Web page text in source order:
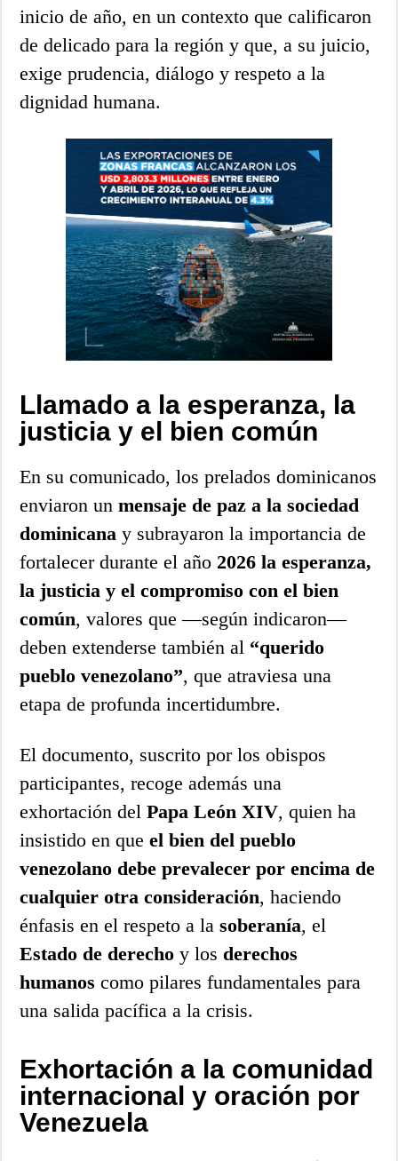
inicio de año, en un contexto que calificaron
de delicado para la región y que, a su juicio,
exige prudencia, diálogo y respeto a la
dignidad humana.
Llamado a la esperanza, la
justicia y el bien común
En su comunicado, los prelados dominicanos
enviaron unmensaje de paz a la sociedad
dominicana y subrayaron la importancia de
fortalecer durante el año 2026 la esperanza,
la justicia y el compromiso con el bien
común, valores que —según indicaron—
deben extenderse también al “querido
pueblo venezolano”, que atraviesa una
etapa de profunda incertidumbre.
El documento, suscrito por los obispos
participantes, recoge además una
exhortación delPapa León XIV, quien ha
insistido en queel bien del pueblo
venezolano debe prevalecer por encima de
cualquier otra consideración, haciendo
énfasis en el respeto a lasoberanía, el
Estado de derecho y los derechos
humanos como pilares fundamentales para
una salida pacífica a la crisis.
Exhortación a la comunidad
internacional y oración por
Venezuela